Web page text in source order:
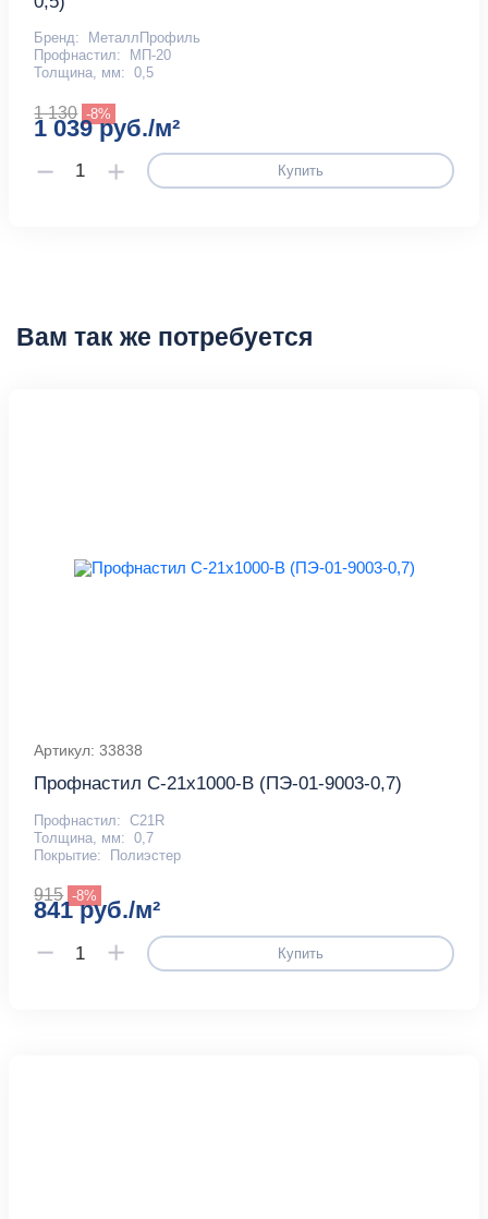
Бренд:
МеталлПрофиль
Профнастил:
МП-20
Толщина, мм: 0,5
1 130 -8%
1 039 руб./м²
Купить
Вам так же потребуется
Артикул: 33838
Профнастил С-21x1000-B (ПЭ-01-9003-0,7)
Профнастил: С21R
Толщина, мм: 0,7
Покрытие:
Полиэстер
915 -8%
841 руб./м²
Купить